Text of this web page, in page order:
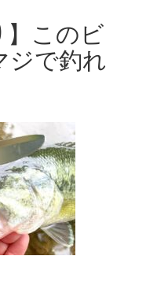
】このビ
ジで釣れ